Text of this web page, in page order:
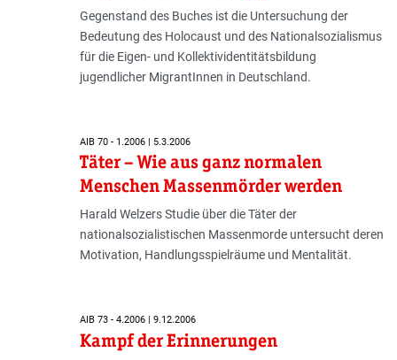
Gegenstand des Buches ist die Unter­suchung der
Bedeutung des Holo­caust und des Nationalsozialismus
für die Eigen- und Kollektividentitäts­bildung
jugendlicher MigrantInnen in Deut­schland.
AIB 70 - 1.2006 | 5.3.2006
Täter – Wie aus ganz normalen
Menschen Massenmörder werden
Harald Welzers Studie über die Täter der
nationalsozialistischen Massenmorde untersucht deren
Motivation, Handlungsspielräume und Mentalität.
AIB 73 - 4.2006 | 9.12.2006
Kampf der Erinnerungen